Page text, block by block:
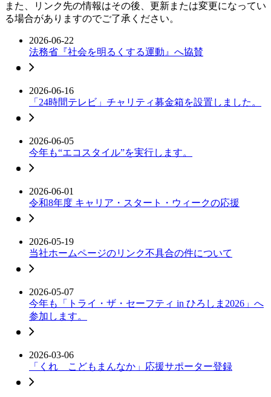
また、リンク先の情報はその後、更新または変更になってい
る場合がありますのでご了承ください。
2026-06-22
法務省『社会を明るくする運動』へ協賛
2026-06-16
「24時間テレビ」チャリティ募金箱を設置しました。
2026-06-05
今年も“エコスタイル”を実行します。
2026-06-01
令和8年度 キャリア・スタート・ウィークの応援
2026-05-19
当社ホームページのリンク不具合の件について
2026-05-07
今年も「トライ・ザ・セーフティ in ひろしま2026」へ
参加します。
2026-03-06
「くれ こどもまんなか」応援サポーター登録